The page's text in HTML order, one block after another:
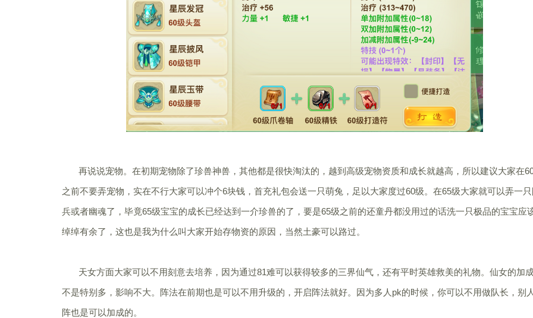
再说说宠物。在初期宠物除了珍兽神兽，其他都是很快淘汰的，越到高级宠物资质和成长就越高，所以建议大家在
之前不要弄宠物，实在不行大家可以冲个6块钱，首充礼包会送一只萌兔，足以大家度过60级。在65级大家就可以弄一只
兵或者幽魂了，毕竟65级宝宝的成长已经达到一介珍兽的了，要是65级之前的还童丹都没用过的话洗一只极品的宝宝应
绰绰有余了，这也是我为什么叫大家开始存物资的原因，当然土豪可以路过。
天女方面大家可以不用刻意去培养，因为通过81难可以获得较多的三界仙气，还有平时英雄救美的礼物。仙女的加
不是特别多，影响不大。阵法在前期也是可以不用升级的，开启阵法就好。因为多人pk的时候，你可以不用做队长，别
阵也是可以加成的。